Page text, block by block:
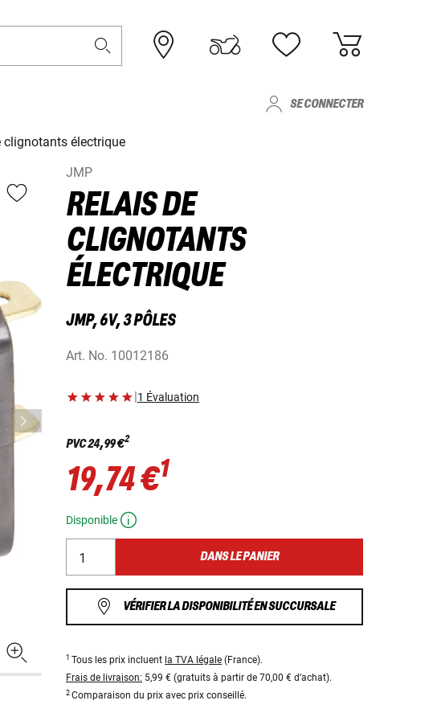
SE CONNECTER
clignotants électrique
JMP
RELAIS DE
CLIGNOTANTS
ÉLECTRIQUE
JMP, 6V, 3 PÔLES
Art. No. 10012186
|1 Évaluation
PVC24,99 €2
19,74 €1
Disponible
DANS LE PANIER
VÉRIFIER LA DISPONIBILITÉ EN SUCCURSALE
1 Tous les prix incluent la TVA légale (France).
Frais de livraison: 5,99 € (gratuits à partir de 70,00 € d’achat).
2 Comparaison du prix avec prix conseillé.